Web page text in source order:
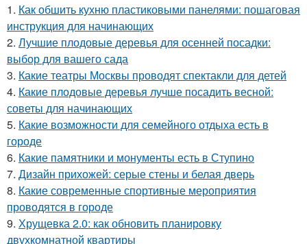
1. Как обшить кухню пластиковыми панелями: пошаговая
инструкция для начинающих
2. Лучшие плодовые деревья для осенней посадки:
выбор для вашего сада
3. Какие театры Москвы проводят спектакли для детей
4. Какие плодовые деревья лучше посадить весной:
советы для начинающих
5. Какие возможности для семейного отдыха есть в
городе
6. Какие памятники и монументы есть в Ступино
7. Дизайн прихожей: серые стены и белая дверь
8. Какие современные спортивные мероприятия
проводятся в городе
9. Хрущевка 2.0: как обновить планировку
двухкомнатной квартиры